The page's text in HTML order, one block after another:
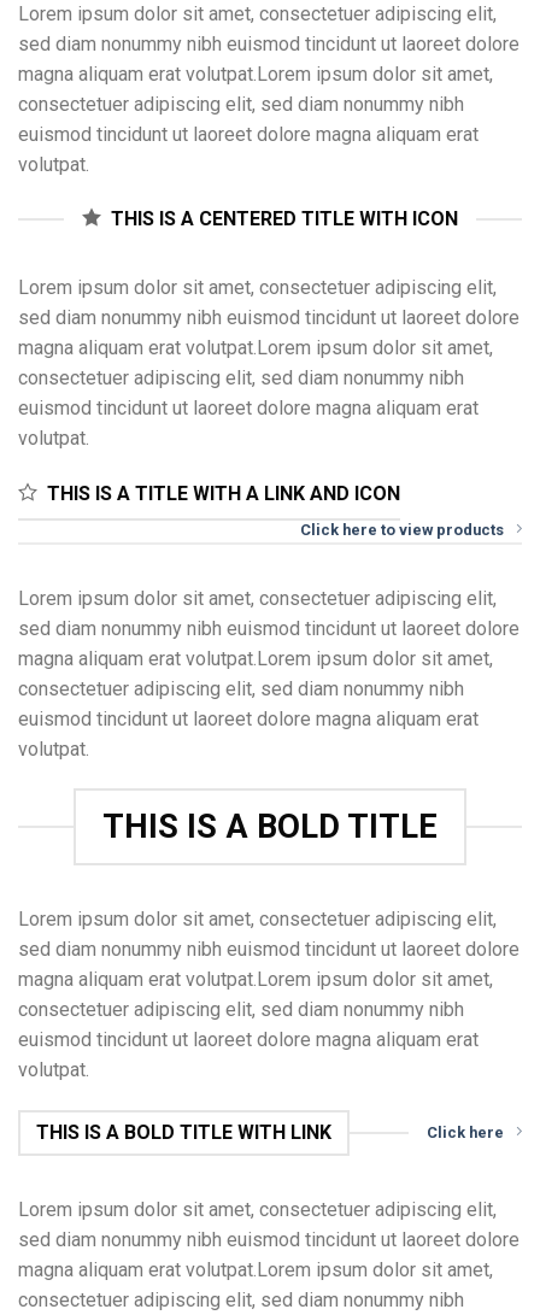
Lorem ipsum dolor sit amet, consectetuer adipiscing elit,
sed diam nonummy nibh euismod tincidunt ut laoreet dolore
magna aliquam erat volutpat.Lorem ipsum dolor sit amet,
consectetuer adipiscing elit, sed diam nonummy nibh
euismod tincidunt ut laoreet dolore magna aliquam erat
volutpat.
THIS IS A CENTERED TITLE WITH ICON
Lorem ipsum dolor sit amet, consectetuer adipiscing elit,
sed diam nonummy nibh euismod tincidunt ut laoreet dolore
magna aliquam erat volutpat.Lorem ipsum dolor sit amet,
consectetuer adipiscing elit, sed diam nonummy nibh
euismod tincidunt ut laoreet dolore magna aliquam erat
volutpat.
THIS IS A TITLE WITH A LINK AND ICON
Click here to view products
Lorem ipsum dolor sit amet, consectetuer adipiscing elit,
sed diam nonummy nibh euismod tincidunt ut laoreet dolore
magna aliquam erat volutpat.Lorem ipsum dolor sit amet,
consectetuer adipiscing elit, sed diam nonummy nibh
euismod tincidunt ut laoreet dolore magna aliquam erat
volutpat.
THIS IS A BOLD TITLE
Lorem ipsum dolor sit amet, consectetuer adipiscing elit,
sed diam nonummy nibh euismod tincidunt ut laoreet dolore
magna aliquam erat volutpat.Lorem ipsum dolor sit amet,
consectetuer adipiscing elit, sed diam nonummy nibh
euismod tincidunt ut laoreet dolore magna aliquam erat
volutpat.
THIS IS A BOLD TITLE WITH LINK Click here
Lorem ipsum dolor sit amet, consectetuer adipiscing elit,
sed diam nonummy nibh euismod tincidunt ut laoreet dolore
magna aliquam erat volutpat.Lorem ipsum dolor sit amet,
consectetuer adipiscing elit, sed diam nonummy nibh